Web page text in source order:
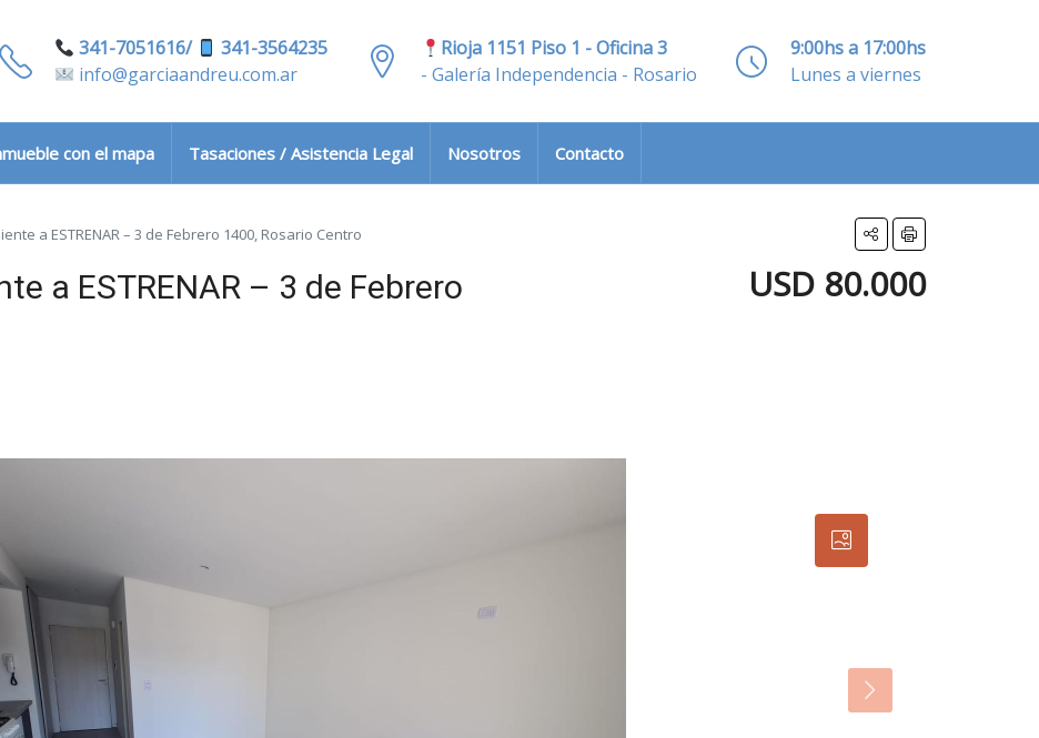
341-7051616/
341-3564235
info@garciaandreu.com.ar
Rioja 1151 Piso 1 - Oficina 3
- Galería Independencia - Rosario
9:00hs a 17:00hs
Lunes a viernes
con el mapa Tasaciones / Asistencia Legal Nosotros Contacto
a ESTRENAR – 3 de Febrero 1400, Rosario Centro
a ESTRENAR – 3 de Febrero
USD 80.000